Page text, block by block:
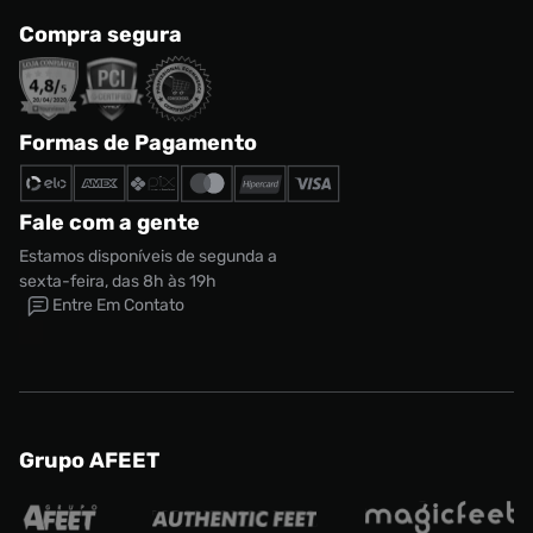
Compra segura
Formas de Pagamento
Fale com a gente
Estamos disponíveis de segunda a
sexta-feira, das 8h às 19h
Entre Em Contato
Grupo AFEET